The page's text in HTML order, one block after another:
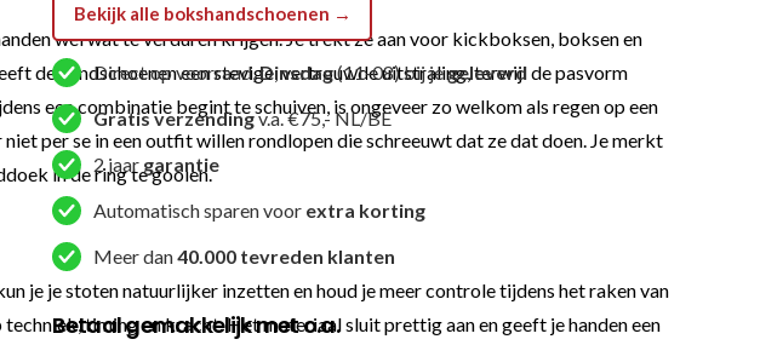
Wit
aantal
Bekijk alle bokshandschoenen →
Direct op voorraad,Dinsdag(11-08) bij jegeleverd
Gratis verzendingv.a. €75,- NL/BE
2 jaar garantie
Automatisch sparen voor extra korting
Meer dan40.000 tevreden klanten
Betaal gemakkelijk met o.a.
wel wat te verduren krijgen. Je trekt ze aan voor kickboksen, boksen en
de handschoenen een stevige, vertrouwde uitstraling, terwijl de pasvorm
een combinatie begint te schuiven, is ongeveer zo welkom als regen op een
per se in een outfit willen rondlopen die schreeuwt dat ze dat doen. Je merkt
in de ring te gooien.
je je stoten natuurlijker inzetten en houd je meer controle tijdens het raken van
timing en kracht. Het materiaal sluit prettig aan en geeft je handen een